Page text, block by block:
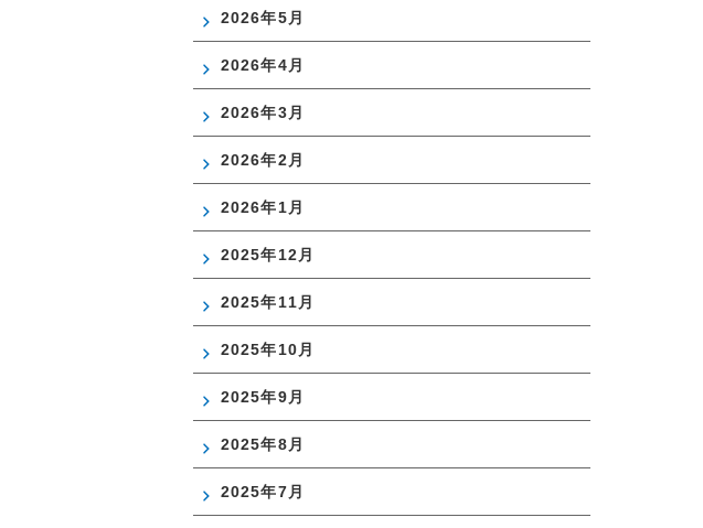
2026年5月
2026年4月
2026年3月
2026年2月
2026年1月
2025年12月
2025年11月
2025年10月
2025年9月
2025年8月
2025年7月